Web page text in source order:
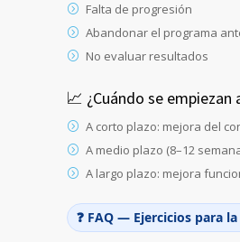
Falta de progresión
Abandonar el programa
No evaluar resultados
📈 ¿Cuándo se
A corto plazo: mejora del
A medio plazo (8–12
A largo plazo: mejora
❓ FAQ — Ejercicios para